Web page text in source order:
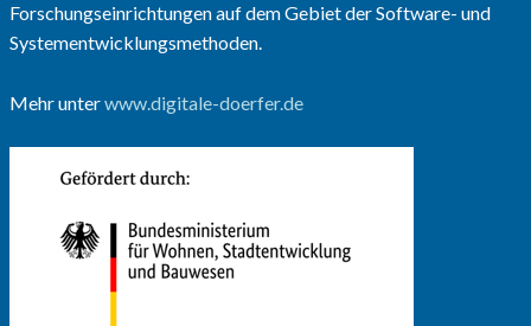
Forschungseinrichtungen auf dem Gebiet der Software- und
Systementwicklungsmethoden.
Mehr unterwww.digitale-doerfer.de